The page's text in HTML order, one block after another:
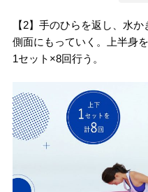
【2】手のひらを返し、水
側面にもっていく。上半身
1セット×8回行う。